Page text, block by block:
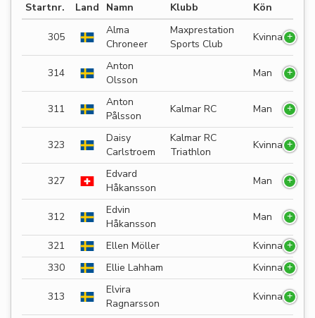
Startnr. Land Namn Klubb Kön
305
Alma
Chroneer
Maxprestation
Sports Club
Kvinna
314
Anton
Olsson
Man
311
Anton
Pålsson
Kalmar RC Man
323
Daisy
Carlstroem
Kalmar RC
Triathlon
Kvinna
327
Edvard
Håkansson
Man
312
Edvin
Håkansson
Man
321 Ellen Möller
Kvinna
330
Ellie Lahham Kvinna
313
Elvira
Ragnarsson
Kvinna